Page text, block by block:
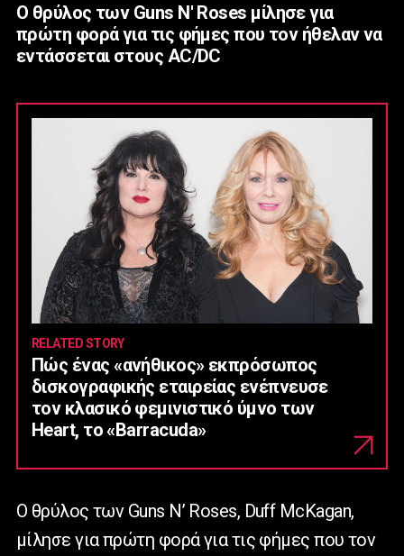
Ο θρύλος των Guns N' Roses μίλησε για
πρώτη φορά για τις φήμες που τον ήθελαν να
εντάσσεται στους AC/DC
RELATED STORY
Πώς ένας «ανήθικος» εκπρόσωπος
δισκογραφικής εταιρείας ενέπνευσε
τον κλασικό φεμινιστικό ύμνο των
Heart, το «Barracuda»
Ο θρύλος των Guns N’ Roses, Duff McKagan,
μίλησε για πρώτη φορά για τις φήμες που τον